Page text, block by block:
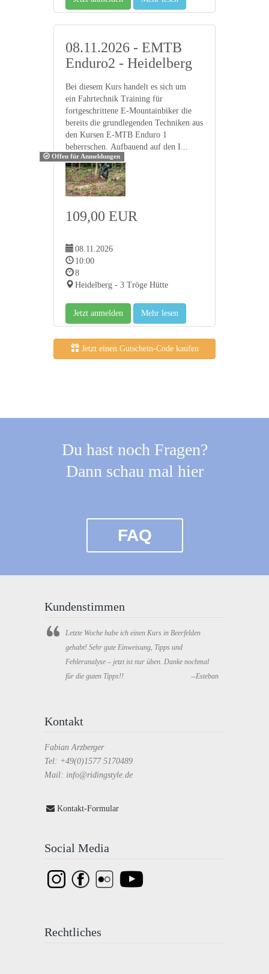
08.11.2026 - EMTB
Enduro2 - Heidelberg
Bei diesem Kurs handelt es sich um
ein Fahrtechnik Training für
fortgeschrittene E-Mountainbiker die
bereits die grundlegenden Techniken aus
den Kursen E-MTB Enduro 1
beherrschen. Aufbauend auf den I...
Offen für Anmeldungen
109,00 EUR
08.11.2026
10:00
8
Heidelberg - 3 Tröge Hütte
Jetzt anmelden Mehr lesen
Jetzt einen Gutschein-Code kaufen
Du hast noch Fragen?
Dann schau mal hier
FAQ
Kundenstimmen
Letzte Woche habe ich einen Kurs in Beerfelden
gehabt! Sehr gute Einweisung, Tipps und
Fehleranalyse – jetzt ist nur üben. Danke nochmal
für die guten Tipps!!
--Esteban
Kontakt
Fabian Arzberger
Tel: +49(0)1577 5170489
Mail: info@ridingstyle.de
Kontakt-Formular
Social Media
Rechtliches